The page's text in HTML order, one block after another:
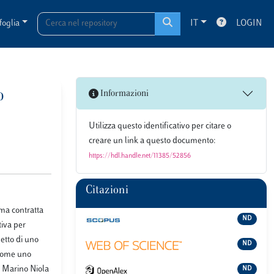
IT LOGIN
contratta
per
di uno
uno
Marino Niola
Informazioni
Utilizza questo identificativo per citare o
creare un link a questo documento:
https://hdl.handle.net/11385/52856
Citazioni
ND
ND
ND